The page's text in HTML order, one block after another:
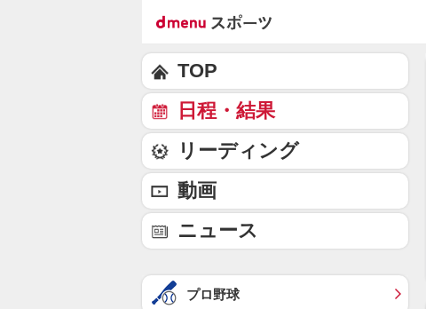
TOP
日程・結果
リーディング
動画
ニュース
プロ野球